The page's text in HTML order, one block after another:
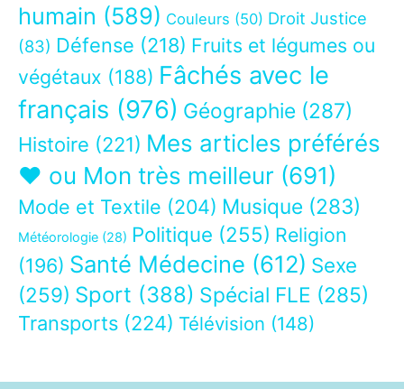
humain (589) Couleurs (50) Droit Justice
(83) Défense (218) Fruits et légumes ou
végétaux (188) Fâchés avec le
français (976) Géographie (287)
Histoire (221) Mes articles préférés
❤ ou Mon très meilleur (691)
Mode et Textile (204) Musique (283)
Météorologie (28) Politique (255) Religion
(196) Santé Médecine (612) Sexe
(259) Sport (388) Spécial FLE (285)
Transports (224) Télévision (148)